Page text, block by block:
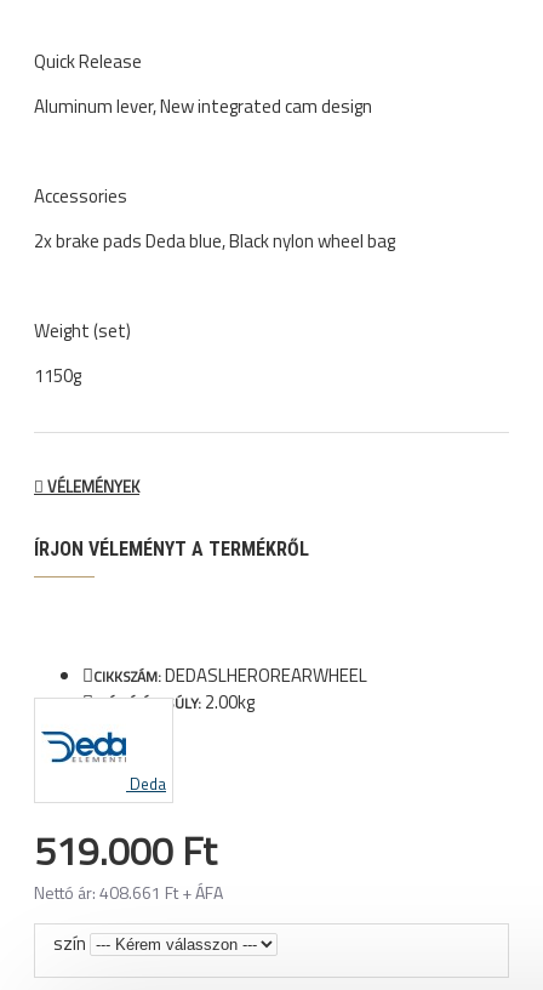
Quick Release
Aluminum lever, New integrated cam design
Accessories
2x brake pads Deda blue, Black nylon wheel bag
Weight (set)
1150g
VÉLEMÉNYEK
ÍRJON VÉLEMÉNYT A TERMÉKRŐL
CIKKSZÁM:DEDASLHEROREARWHEEL
SZÁLLÍTÁSI SÚLY: 2.00kg
Deda
519.000 Ft
Nettó ár: 408.661 Ft + ÁFA
szín